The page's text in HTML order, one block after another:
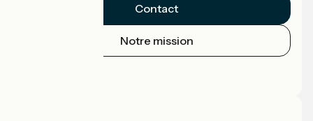
Contact
Notre mission